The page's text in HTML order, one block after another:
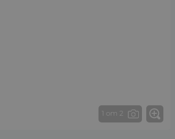
1 от 2